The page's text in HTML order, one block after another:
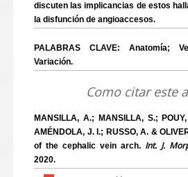
discuten las implicancias de estos
la disfunción de angioaccesos.
PALABRAS CLAVE: Anatomía;
Variación.
Como citar este
MANSILLA, A.; MANSILLA, S.;
AMÉNDOLA, J. I.; RUSSO, A. &
of the cephalic vein arch. Int. J.
2020.